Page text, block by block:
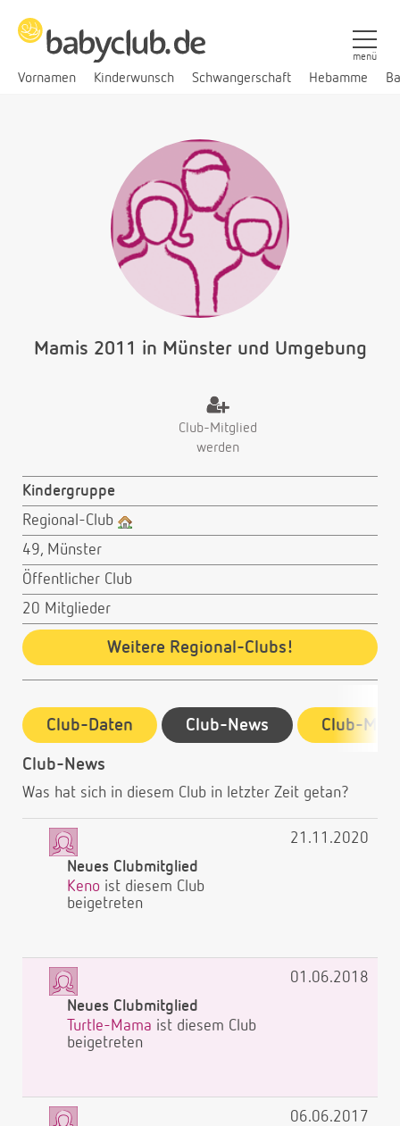
Vornamen Kinderwunsch Schwangerschaft Hebamme
menü
Mamis 2011 in Münster und Umgebung
Club-Mitglied
werden
Kindergruppe
Regional-Club
49, Münster
Öffentlicher Club
20 Mitglieder
Weitere Regional-Clubs!
Club-Daten Club-News Club-
Club-News
Was hat sich in diesem Club in letzter Zeit getan?
Neues Clubmitglied
Keno ist diesem Club
beigetreten
21.11.2020
Neues Clubmitglied
Turtle-Mama ist diesem Club
beigetreten
01.06.2018
06.06.2017